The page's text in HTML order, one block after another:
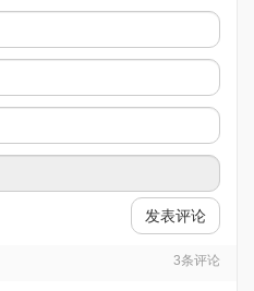
发表评论
3条评论